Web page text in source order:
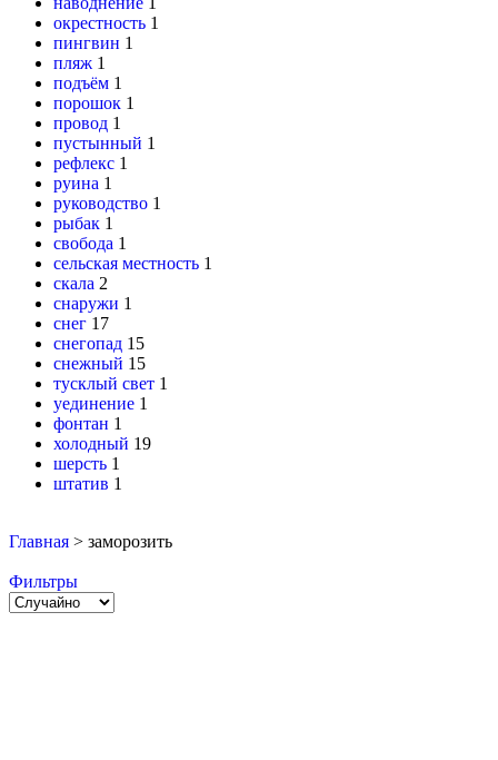
окрестность 1
пингвин 1
пляж 1
подъём 1
порошок 1
провод 1
пустынный 1
рефлекс 1
руина 1
руководство 1
рыбак 1
свобода 1
сельская местность 1
скала 2
снаружи 1
снег 17
снегопад 15
снежный 15
тусклый свет 1
уединение 1
фонтан 1
холодный 19
шерсть 1
штатив 1
Главная > заморозить
Фильтры